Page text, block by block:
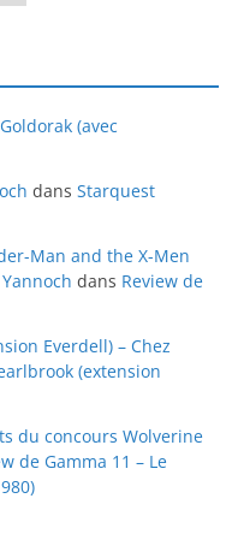
(avec
dans Starquest
Man and the X-Men
dans Review de
Everdell) – Chez
(extension
du concours Wolverine
de Gamma 11 – Le